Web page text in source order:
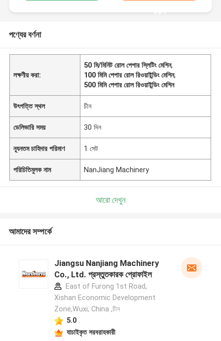
করুন
পণ্যের বর্ণনা
লক্ষণীয় করা:
50 মি/মিনিট রোল পেপার স্লিটিং মেশিন,
100 মিমি পেপার রোল রিওয়াইন্ডিং মেশিন,
500 মিমি পেপার রোল রিওয়াইন্ডিং মেশিন
উৎপত্তি স্থল চীন
ডেলিভারি সময় 30 দিন
ন্যূনতম চাহিদার পরিমাণ 1 সেট
পরিচিতিমুলক নাম NanJiang Machinery
আরো দেখুন
আমাদের সম্পর্কে
Jiangsu Nanjiang Machinery
Co., Ltd. প্রস্তুতকারক প্রোফাইল
East of Furong 1st Road,
Xishan Economic Development
Zone,Wuxi, China ,চীন
5.0
যাচাইকৃত সরবরাহকারী